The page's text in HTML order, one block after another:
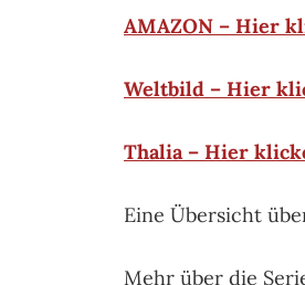
AMAZON – Hier
Weltbild – Hier
Thalia – Hier
Eine Übersicht
Mehr über die